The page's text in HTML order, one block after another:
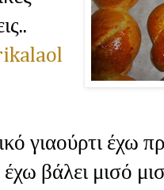
γιαούρτι έχω
βάλει μισό